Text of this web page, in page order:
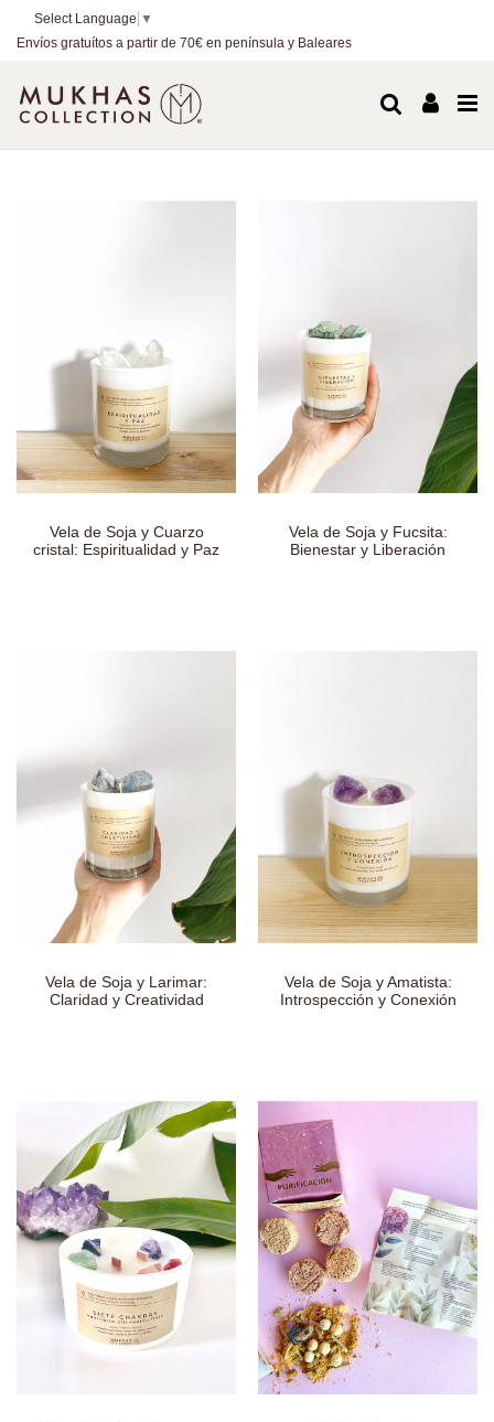
Select Language ▼
Envíos gratuítos a partir de 70€ en península y Baleares
Vela de Soja y Cuarzo
cristal: Espiritualidad y Paz
Vela de Soja y Fucsita:
Bienestar y Liberación
Vela de Soja y Larimar:
Claridad y Creatividad
Vela de Soja y Amatista:
Introspección y Conexión